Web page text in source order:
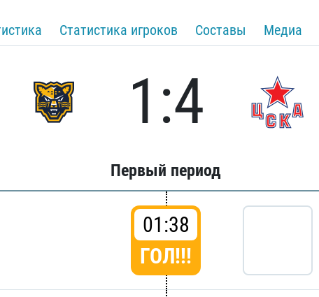
Статистика игроков Составы Медиа
1:4
Первый период
01:38
ГОЛ!!!